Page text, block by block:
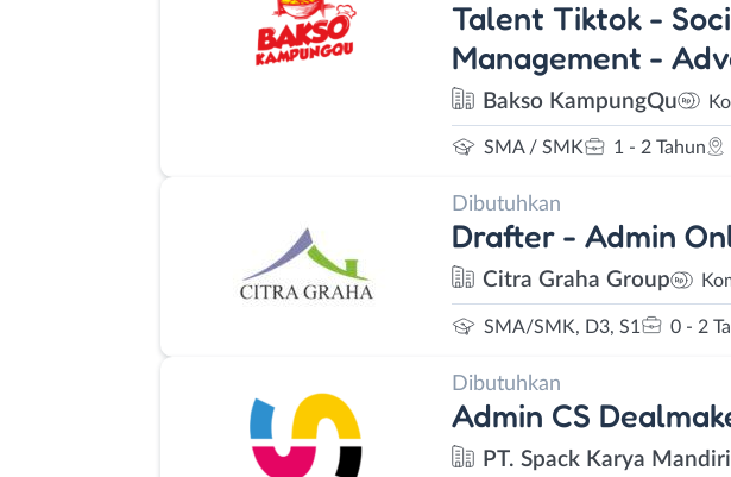
Talent Tiktok -
Management -
Bakso KampungQu
SMA / SMK 1 - 2 Tahun
Dibutuhkan
Drafter - Admin
Citra Graha Group
SMA/SMK, D3, S1 0 - 2
Dibutuhkan
Admin CS
PT. Spack Karya Mandiri